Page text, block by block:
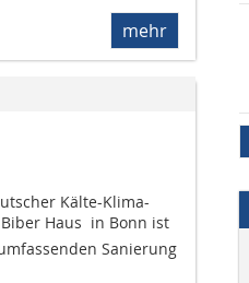
mehr
Kälte-Klima-
Haus  in Bonn ist
Sanierung